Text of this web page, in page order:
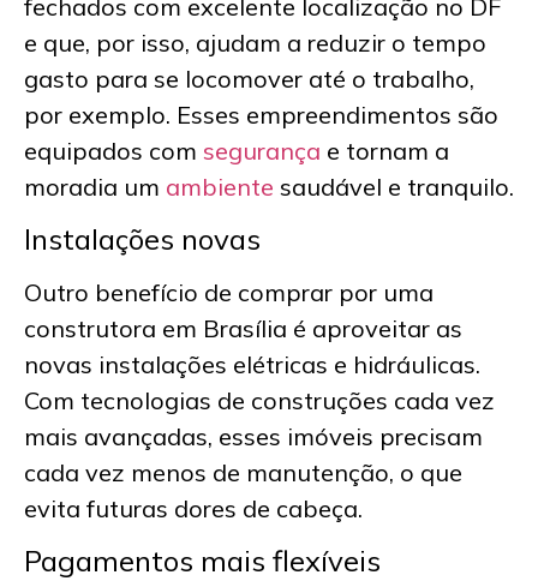
fechados com excelente localização no DF
e que, por isso, ajudam a reduzir o tempo
gasto para se locomover até o trabalho,
por exemplo. Esses empreendimentos são
equipados com segurança e tornam a
moradia um ambiente saudável e tranquilo.
Instalações novas
Outro benefício de comprar por uma
construtora em Brasília é aproveitar as
novas instalações elétricas e hidráulicas.
Com tecnologias de construções cada vez
mais avançadas, esses imóveis precisam
cada vez menos de manutenção, o que
evita futuras dores de cabeça.
Pagamentos mais flexíveis